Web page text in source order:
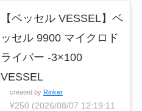
【ベッセル VESSEL】ベ
ッセル 9900 マイクロド
ライバー -3×100
VESSEL
created by Rinker
¥250 (2026/08/07 12:19:11